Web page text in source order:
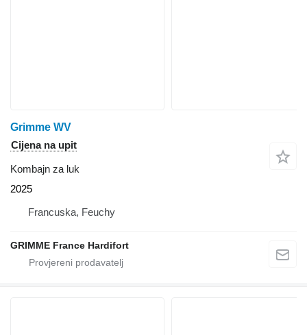
Grimme WV
Cijena na upit
Kombajn za luk
2025
Francuska, Feuchy
GRIMME France Hardifort